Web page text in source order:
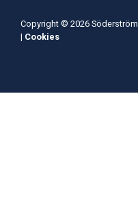
Copyright © 2026
| Cookies